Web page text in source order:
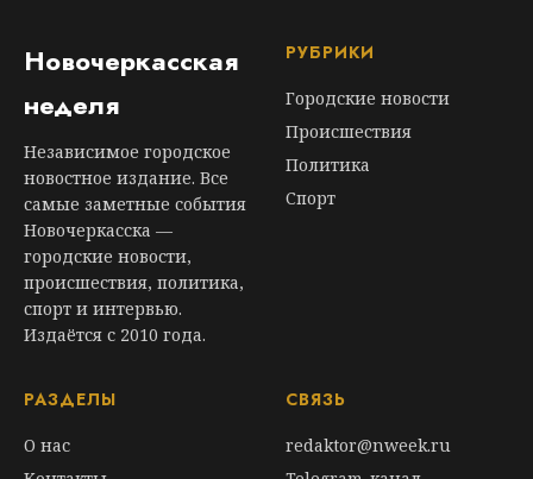
Новочеркасская
неделя
Независимое городское
новостное издание. Все
самые заметные события
Новочеркасска —
городские новости,
происшествия, политика,
спорт и интервью.
Издаётся с 2010 года.
РУБРИКИ
Городские новости
Происшествия
Политика
Спорт
РАЗДЕЛЫ
О нас
СВЯЗЬ
redaktor@nweek.ru